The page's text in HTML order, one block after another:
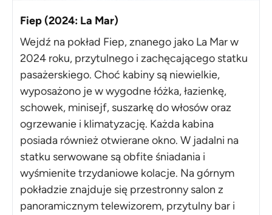
Fiep (2024: La Mar)
Wejdź na pokład Fiep, znanego jako La Mar w
2024 roku, przytulnego i zachęcającego statku
pasażerskiego. Choć kabiny są niewielkie,
wyposażono je w wygodne łóżka, łazienkę,
schowek, minisejf, suszarkę do włosów oraz
ogrzewanie i klimatyzację. Każda kabina
posiada również otwierane okno. W jadalni na
statku serwowane są obfite śniadania i
wyśmienite trzydaniowe kolacje. Na górnym
pokładzie znajduje się przestronny salon z
panoramicznym telewizorem, przytulny bar i